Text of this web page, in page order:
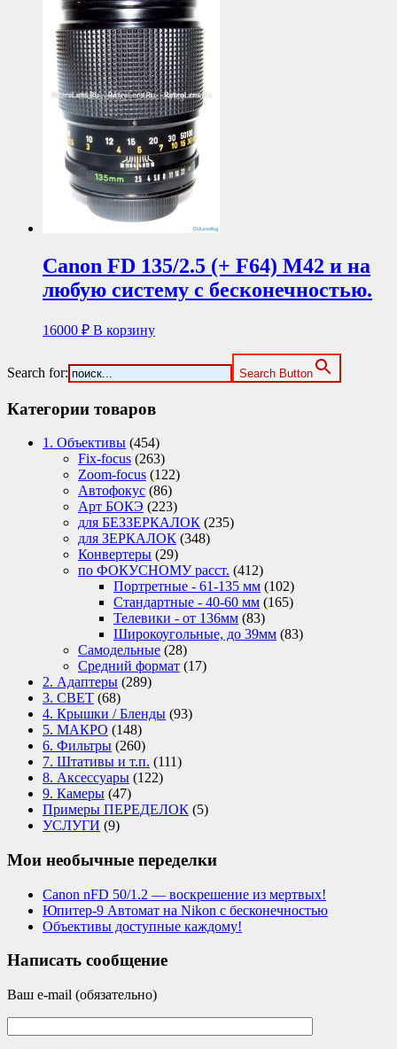
Canon FD 135/2.5 (+ F64) М42 и на
любую систему с бесконечностью.
16000 ₽ В корзину
Search for: Search Button
Категории товаров
1. Объективы (454)
Fix-focus (263)
Zoom-focus (122)
Автофокус (86)
Арт БОКЭ (223)
для БЕЗЗЕРКАЛОК (235)
для ЗЕРКАЛОК (348)
Конвертеры (29)
по ФОКУСНОМУ расст. (412)
Портретные - 61-135 мм (102)
Стандартные - 40-60 мм (165)
Телевики - от 136мм (83)
Широкоугольные, до 39мм (83)
Самодельные (28)
Средний формат (17)
2. Адаптеры (289)
3. СВЕТ (68)
4. Крышки / Бленды (93)
5. МАКРО (148)
6. Фильтры (260)
7. Штативы и т.п. (111)
8. Аксессуары (122)
9. Камеры (47)
Примеры ПЕРЕДЕЛОК (5)
УСЛУГИ (9)
Мои необычные переделки
Canon nFD 50/1.2 — воскрешение из мертвых!
Юпитер-9 Автомат на Nikon с бесконечностью
Объективы доступные каждому!
Написать сообщение
Ваш e-mail (обязательно)